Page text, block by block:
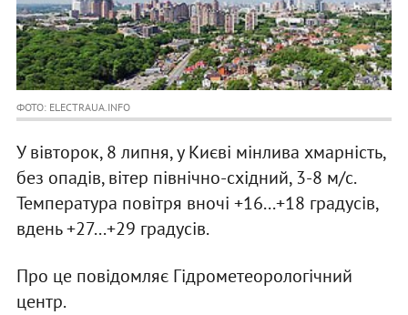
ФОТО: ELECTRAUA.INFO
У вівторок, 8 липня, у Києві мінлива хмарність,
без опадів, вітер північно-східний, 3-8 м/с.
Температура повітря вночі +16...+18 градусів,
вдень +27...+29 градусів.
Про це повідомляє Гідрометеорологічний
центр.